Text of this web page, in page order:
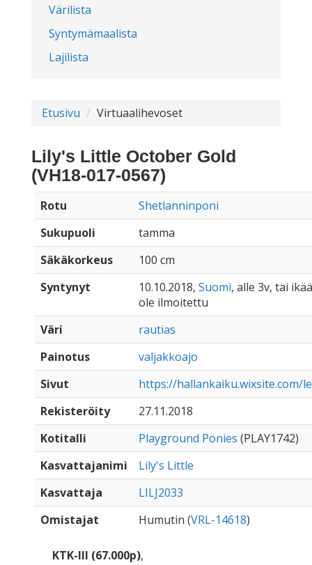
Värilista
Syntymämaalista
Lajilista
Etusivu Virtuaalihevoset
Lily's Little October Gold
(VH18-017-0567)
Rotu
Shetlanninponi
Sukupuoli
tamma
Säkäkorkeus
100 cm
Syntynyt
10.10.2018, Suomi, alle 3v, tai
ole ilmoitettu
Väri
rautias
Painotus
valjakkoajo
Sivut
https://hallankaiku.wixsite.com/
Rekisteröity
27.11.2018
Kotitalli
Playground Ponies (PLAY1742)
Kasvattajanimi
Lily's Little
Kasvattaja
LILJ2033
Omistajat
Humutin (VRL-14618)
KTK-III (67.000p),